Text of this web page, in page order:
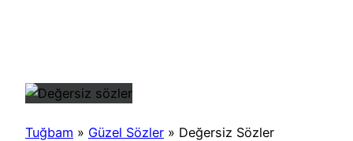
Tuğbam » Güzel Sözler » Değersiz Sözler